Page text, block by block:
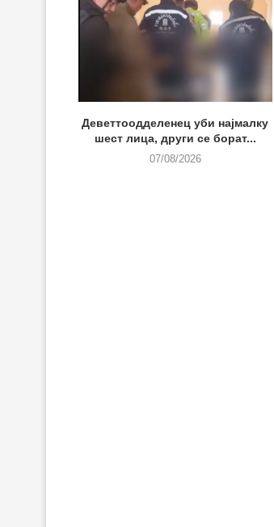
Деветтоодделенец уби најмалку
шест лица, други се борат...
07/08/2026